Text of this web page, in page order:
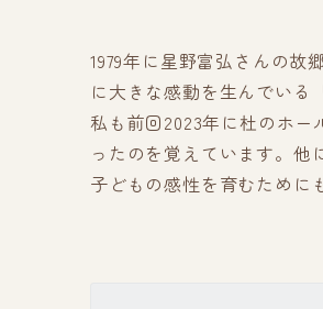
1979年に星野富弘さんの故
に大きな感動を生んでいる
私も前回2023年に杜のホ
ったのを覚えています。他
子どもの感性を育むため